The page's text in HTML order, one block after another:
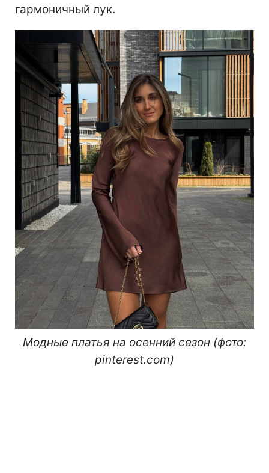
гармоничный лук.
Модные платья на осенний сезон (фото:
pinterest.com)